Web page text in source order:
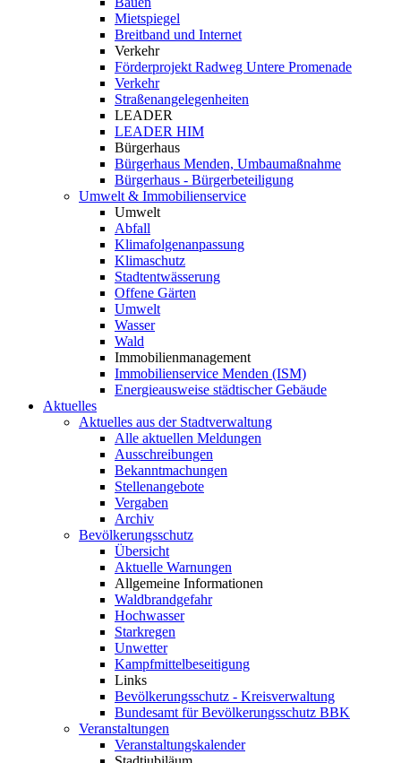
Mietspiegel
Breitband und Internet
Verkehr
Förderprojekt Radweg Untere Promenade
Verkehr
Straßenangelegenheiten
LEADER
LEADER HIM
Bürgerhaus
Bürgerhaus Menden, Umbaumaßnahme
Bürgerhaus - Bürgerbeteiligung
Umwelt & Immobilienservice
Umwelt
Abfall
Klimafolgenanpassung
Klimaschutz
Stadtentwässerung
Offene Gärten
Umwelt
Wasser
Wald
Immobilienmanagement
Immobilienservice Menden (ISM)
Energieausweise städtischer Gebäude
Aktuelles
Aktuelles aus der Stadtverwaltung
Alle aktuellen Meldungen
Ausschreibungen
Bekanntmachungen
Stellenangebote
Vergaben
Archiv
Bevölkerungsschutz
Übersicht
Aktuelle Warnungen
Allgemeine Informationen
Waldbrandgefahr
Hochwasser
Starkregen
Unwetter
Kampfmittelbeseitigung
Links
Bevölkerungsschutz - Kreisverwaltung
Bundesamt für Bevölkerungsschutz BBK
Veranstaltungen
Veranstaltungskalender